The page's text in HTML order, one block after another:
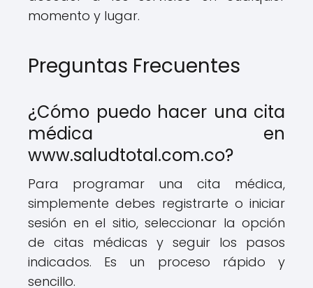
momento y lugar.
Preguntas Frecuentes
¿Cómo puedo hacer una cita
médica en
www.saludtotal.com.co?
Para programar una cita médica,
simplemente debes registrarte o iniciar
sesión en el sitio, seleccionar la opción
de citas médicas y seguir los pasos
indicados. Es un proceso rápido y
sencillo.